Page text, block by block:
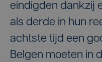
eindigden dankzij
als derde in hun
achtste tijd een
Belgen moeten in